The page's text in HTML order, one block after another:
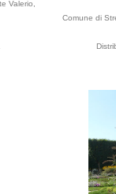
Valerio,
Comune di